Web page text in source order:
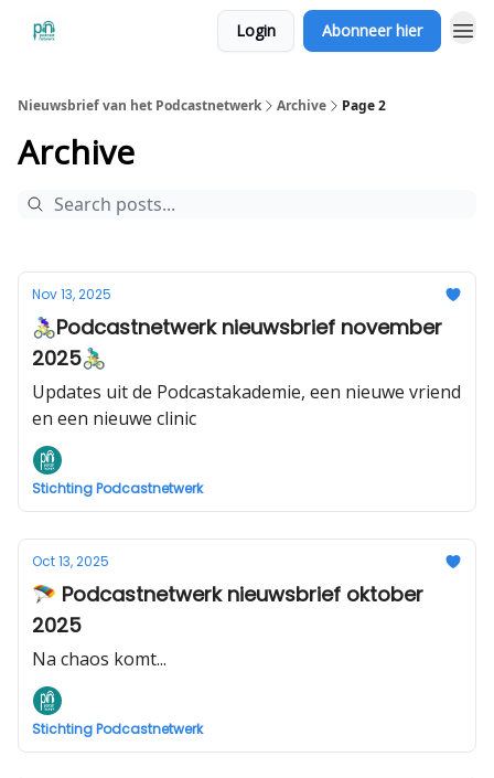
Login Abonneer hier
Nieuwsbrief van het Podcastnetwerk Archive Page 2
Archive
Nov 13, 2025
🚴🏻‍♀️Podcastnetwerk nieuwsbrief november
2025🚴🏼‍♂️
Updates uit de Podcastakademie, een nieuwe vriend
en een nieuwe clinic
Stichting Podcastnetwerk
Oct 13, 2025
🪂 Podcastnetwerk nieuwsbrief oktober
2025
Na chaos komt...
Stichting Podcastnetwerk